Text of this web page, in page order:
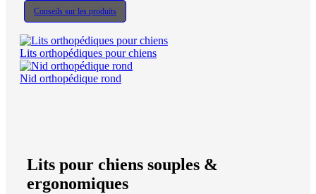
Conseils sur les produits
Lits orthopédiques pour chiens
Nid orthopédique rond
Lits pour chiens souples &
ergonomiques